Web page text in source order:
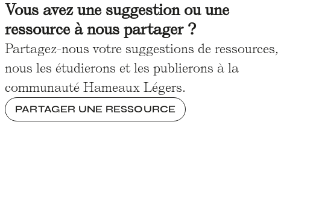
Vous avez une suggestion ou une
ressource à nous partager ?
Partagez-nous votre suggestions de ressources,
nous les étudierons et les publierons à la
communauté Hameaux Légers.
PARTAGER UNE RESSOURCE